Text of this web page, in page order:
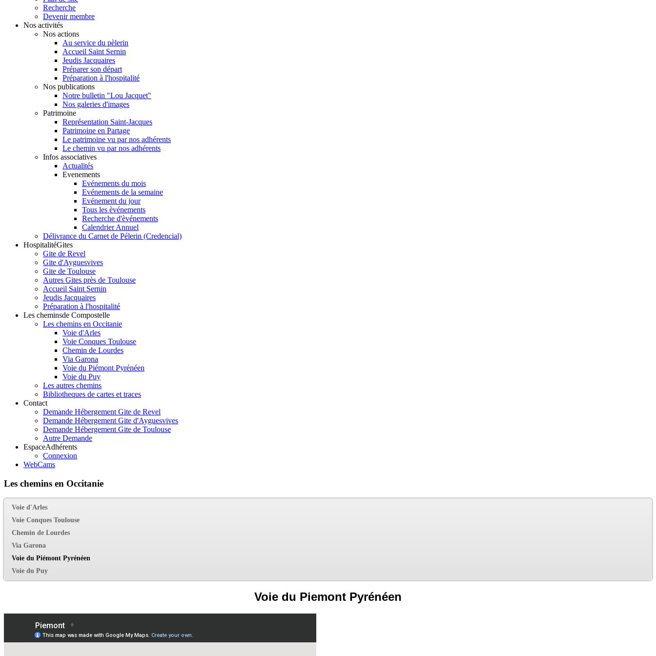
Recherche
Devenir membre
Nos activités
Nos actions
Au service du pèlerin
Accueil Saint Sernin
Jeudis Jacquaires
Préparer son départ
Préparation à l'hospitalité
Nos publications
Notre bulletin "Lou Jacquet"
Nos galeries d'images
Patrimoine
Représentation Saint-Jacques
Patrimoine en Partage
Le patrimoine vu par nos adhérents
Le chemin vu par nos adhérents
Infos associatives
Actualités
Evenements
Evénements du mois
Evénements de la semaine
Evénement du jour
Tous les èvénements
Recherche d'èvénements
Calendrier Annuel
Délivrance du Carnet de Pélerin (Credencial)
HospitalitéGites
Gite de Revel
Gite d'Ayguesvives
Gite de Toulouse
Autres Gites près de Toulouse
Accueil Saint Sernin
Jeudis Jacquaires
Préparation à l'hospitalité
Les cheminsde Compostelle
Les chemins en Occitanie
Voie d'Arles
Voie Conques Toulouse
Chemin de Lourdes
Via Garona
Voie du Piémont Pyrénéen
Voie du Puy
Les autres chemins
Bibliotheques de cartes et traces
Contact
Demande Hébergement Gite de Revel
Demande Hébergement Gite d'Ayguesvives
Demande Hébergement Gite de Toulouse
Autre Demande
EspaceAdhérents
Connexion
WebCams
Les chemins en Occitanie
Voie d'Arles
Voie Conques Toulouse
Chemin de Lourdes
Via Garona
Voie du Piémont Pyrénéen
Voie du Puy
Voie du Piemont Pyrénéen